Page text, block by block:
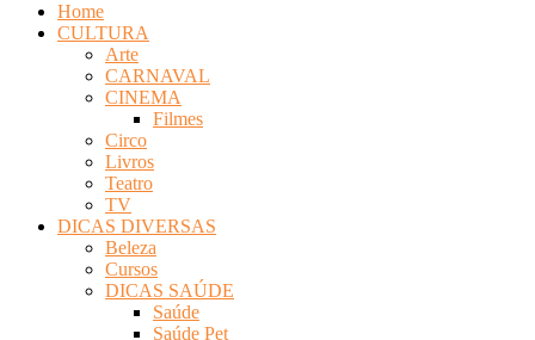
INFOCO
Home
CULTURA
Arte
CARNAVAL
CINEMA
Filmes
Circo
Livros
Teatro
TV
DICAS DIVERSAS
Beleza
Cursos
DICAS SAÚDE
Saúde
Saúde Pet